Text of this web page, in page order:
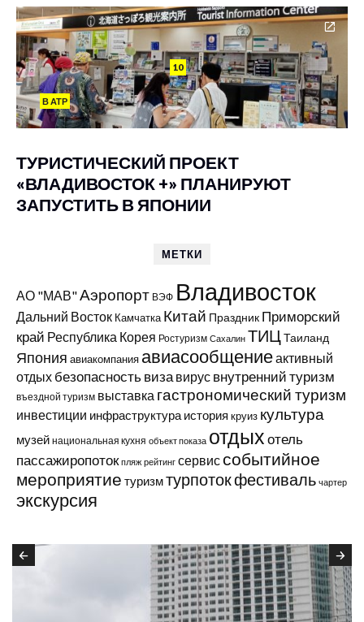
10
В АТР
ТУРИСТИЧЕСКИЙ ПРОЕКТ
«ВЛАДИВОСТОК +» ПЛАНИРУЮТ
ЗАПУСТИТЬ В ЯПОНИИ
МЕТКИ
АО "МАВ"Аэропорт ВЭФ Владивосток
Дальний Восток Камчатка Китай Праздник Приморский
край Республика Корея Ростуризм Сахалин ТИЦТаиланд
Япония авиакомпания авиасообщениеактивный
отдых безопасность виза вирус внутренний туризм
въездной туризм выставка гастрономический туризм
инвестиции инфраструктура история круиз культура
музей национальная кухня объект показа отдыхотель
пассажиропоток пляж рейтинг сервис событийное
мероприятие туризмтурпотокфестиваль чартер
экскурсия